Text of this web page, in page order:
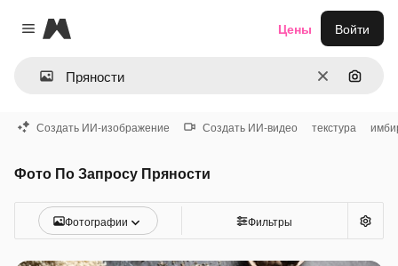
Close menu
Magnific
ОчиститьПоиск
Цены Войти
Создать ИИ-изображение Создать ИИ-видео текстура
Фото По Запросу Пряности
Фотографии Фильтры